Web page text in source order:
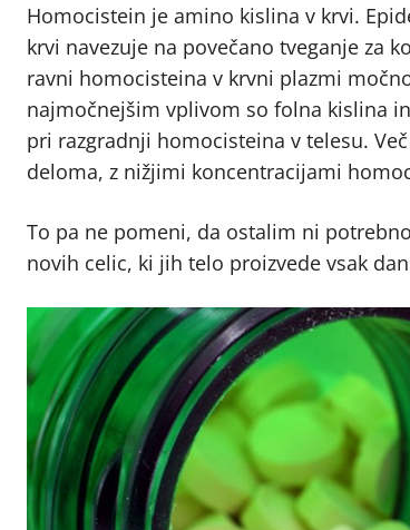
Homocistein je amino kislina v krvi.
krvi navezuje na povečano tveganje za
ravni homocisteina v krvni plazmi
najmočnejšim vplivom so folna kislina
pri razgradnji homocisteina v telesu.
deloma, z nižjimi koncentracijami
To pa ne pomeni, da ostalim ni
novih celic, ki jih telo proizvede vsak